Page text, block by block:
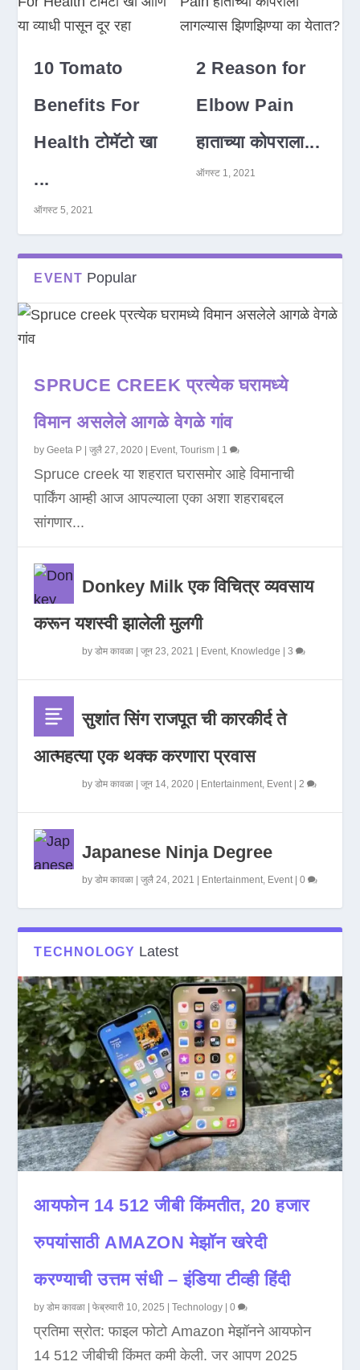
10 Tomato
Benefits For
Health टोमॅटो खा
...
ऑगस्ट 5, 2021
2 Reason for
Elbow Pain
हाताच्या कोपराला...
ऑगस्ट 1, 2021
EVENT Popular
SPRUCE CREEK प्रत्येक घरामध्ये
विमान असलेले आगळे वेगळे गांव
byGeeta P |जुलै 27, 2020 Event,Tourism 1
Spruce creek या शहरात घरासमोर आहे विमानाची
पार्किंग आम्ही आज आपल्याला एका अशा शहराबद्दल
सांगणार...
Donkey Milk एक विचित्र व्यवसाय
करून यशस्वी झालेली मुलगी
byडोम कावळा |जून 23, 2021 Event, Knowledge |3
सुशांत सिंग राजपूत ची कारकीर्द ते
आत्महत्या एक थक्क करणारा प्रवास
byडोम कावळा |जून 14, 2020 Entertainment, Event|2
Japanese Ninja Degree
byडोम कावळा |जुलै 24, 2021 Entertainment, Event|0
TECHNOLOGY Latest
आयफोन 14 512 जीबी किंमतीत, 20 हजार
रुपयांसाठी AMAZON मेझॉन खरेदी
करण्याची उत्तम संधी – इंडिया टीव्ही हिंदी
byडोम कावळा |फेब्रुवारी 10, 2025 |Technology |0
प्रतिमा स्रोत: फाइल फोटो Amazon मेझॉनने आयफोन
14 512 जीबीची किंमत कमी केली. जर आपण 2025